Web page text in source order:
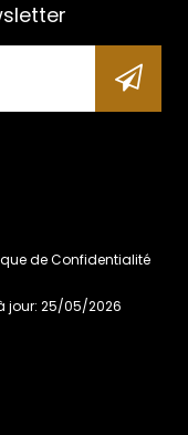
de Confidentialité
jour: 25/05/2026